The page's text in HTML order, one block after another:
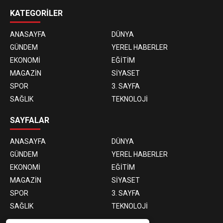
KATEGORİLER
ANASAYFA
DÜNYA
GÜNDEM
YEREL HABERLER
EKONOMİ
EĞİTİM
MAGAZİN
SİYASET
SPOR
3. SAYFA
SAĞLIK
TEKNOLOJİ
SAYFALAR
ANASAYFA
DÜNYA
GÜNDEM
YEREL HABERLER
EKONOMİ
EĞİTİM
MAGAZİN
SİYASET
SPOR
3. SAYFA
SAĞLIK
TEKNOLOJİ